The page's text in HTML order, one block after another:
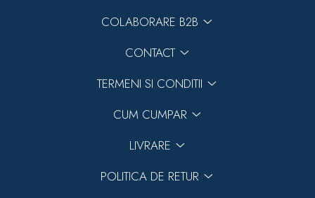
COLABORARE B2B
CONTACT
TERMENI SI CONDITII
CUM CUMPAR
LIVRARE
POLITICA DE RETUR